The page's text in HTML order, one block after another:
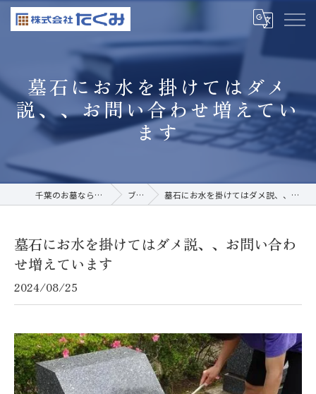
墓石にお水を掛けてはダメ
説、、お問い合わせ増えてい
ます
千葉のお墓なら株式会社たくみ ブログ 墓石にお水を掛けてはダメ説、、お問い合わせ増えています
墓石にお水を掛けてはダメ説、、お問い合わ
せ増えています
2024/08/25